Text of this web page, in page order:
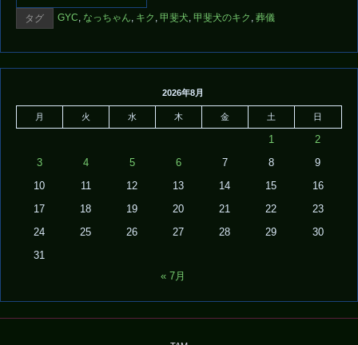
タグ GYC, なっちゃん, キク , 甲斐犬, 甲斐犬のキク , 葬儀
2026年8月
月 火 水 木 金 土 日
1 2
3 4 5 6 7 8 9
10 11 12 13 14 15 16
17 18 19 20 21 22 23
24 25 26 27 28 29 30
31
« 7月